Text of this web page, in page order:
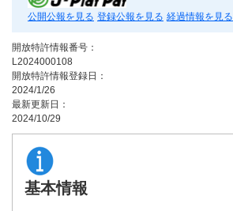
公開公報を見る 登録公報を見る 経過情報を見る
開放特許情報番号：
L2024000108
開放特許情報登録日：
2024/1/26
最新更新日：
2024/10/29
基本情報